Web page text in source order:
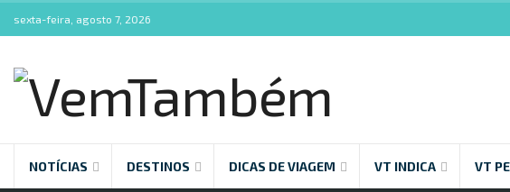
sexta-feira, agosto 7, 2026
NOTÍCIAS DESTINOS DICAS DE VIAGEM VT INDICA VT